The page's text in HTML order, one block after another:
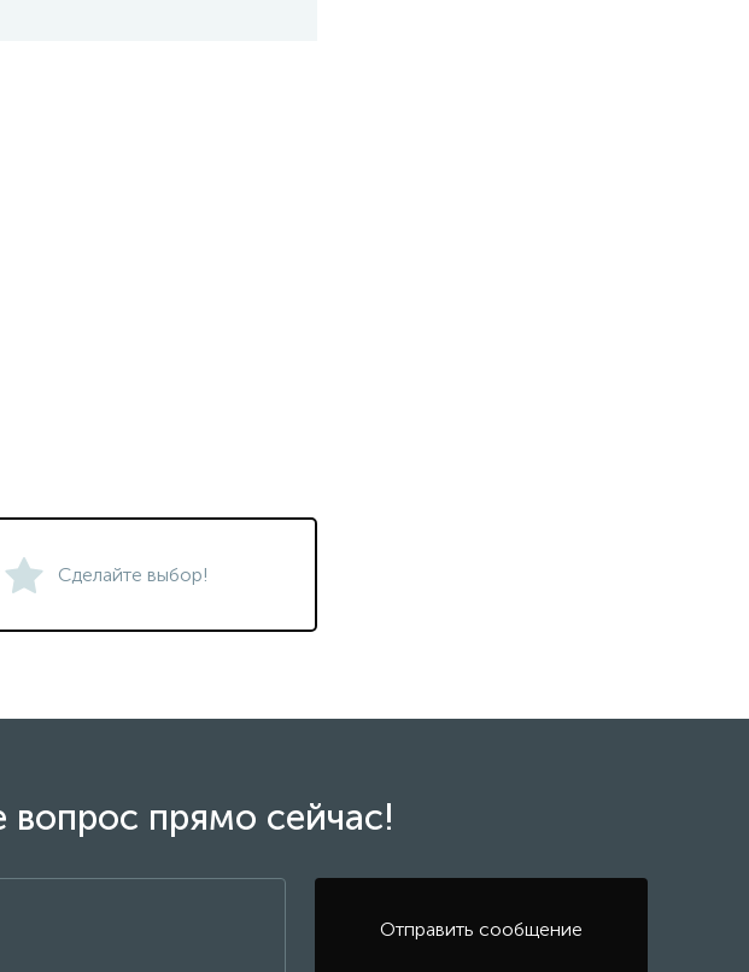
Сделайте выбор!
вопрос прямо сейчас!
Отправить сообщение